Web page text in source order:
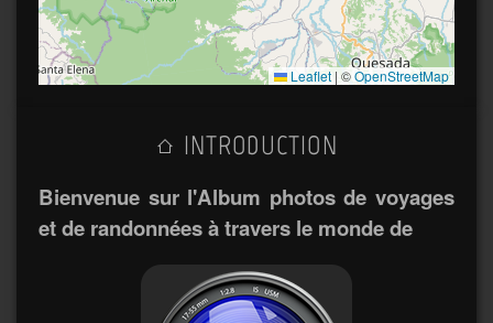
Leaflet | ©OpenStreetMap
INTRODUCTION
Bienvenue sur l'Album photos de voyages
et de randonnées à travers le monde de